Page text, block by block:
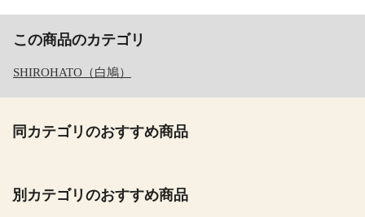
この商品のカテゴリ
SHIROHATO（白鳩）
同カテゴリのおすすめ商品
別カテゴリのおすすめ商品